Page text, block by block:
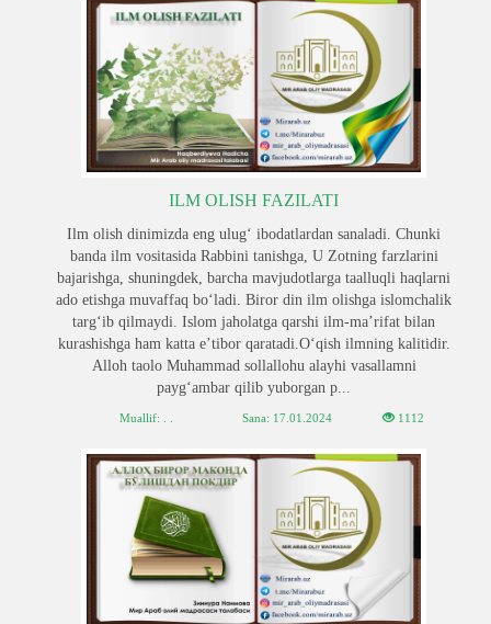
ILM OLISH FAZILATI
Ilm olish dinimizda eng ulugʻ ibodatlardan sanaladi. Chunki
banda ilm vositasida Rabbini tanishga, U Zotning farzlarini
bajarishga, shuningdek, barcha mavjudotlarga taalluqli haqlarni
ado etishga muvaffaq boʻladi. Biror din ilm olishga islomchalik
targʻib qilmaydi. Islom jaholatga qarshi ilm-maʼrifat bilan
kurashishga ham katta eʼtibor qaratadi.Oʻqish ilmning kalitidir.
Alloh taolo Muhammad sollallohu alayhi vasallamni
paygʻambar qilib yuborgan p...
Muallif: . . Sana: 17.01.2024 1112